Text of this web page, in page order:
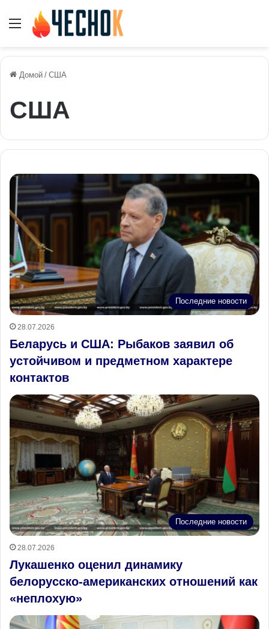
Меню
Домой / США
США
Последние новости
28.07.2026
Беларусь и США: Рыбаков заявил об
устойчивом и предметном характере
контактов
Последние новости
28.07.2026
Лукашенко оценил динамику
белорусско‑американских отношений как
«неплохую»